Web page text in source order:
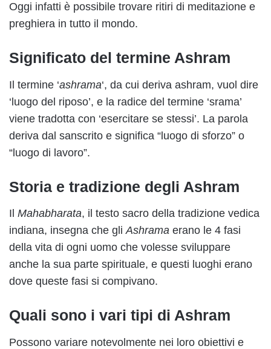
Oggi infatti è possibile trovare ritiri di meditazione e
preghiera in tutto il mondo.
Significato del termine Ashram
Il termine ‘ashrama‘, da cui deriva ashram, vuol dire
‘luogo del riposo’, e la radice del termine ‘srama’
viene tradotta con ‘esercitare se stessi’. La parola
deriva dal sanscrito e significa “luogo di sforzo” o
“luogo di lavoro”.
Storia e tradizione degli Ashram
Il Mahabharata, il testo sacro della tradizione vedica
indiana, insegna che gliAshrama erano le 4 fasi
della vita di ogni uomo che volesse sviluppare
anche la sua parte spirituale, e questi luoghi erano
dove queste fasi si compivano.
Quali sono i vari tipi di Ashram
Possono variare notevolmente nei loro obiettivi e